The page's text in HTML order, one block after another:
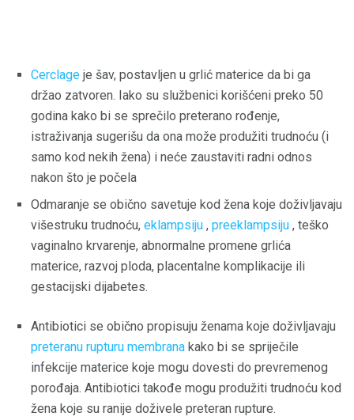
Cerclage je šav, postavljen u grlić materice da bi ga
držao zatvoren. Iako su službenici korišćeni preko 50
godina kako bi se sprečilo preterano rođenje,
istraživanja sugerišu da ona može produžiti trudnoću (i
samo kod nekih žena) i neće zaustaviti radni odnos
nakon što je počela
Odmaranje se obično savetuje kod žena koje doživljavaju
višestruku trudnoću, eklampsiju , preeklampsiju , teško
vaginalno krvarenje, abnormalne promene grlića
materice, razvoj ploda, placentalne komplikacije ili
gestacijski dijabetes.
Antibiotici se obično propisuju ženama koje doživljavaju
preteranu rupturu membrana kako bi se spriječile
infekcije materice koje mogu dovesti do prevremenog
porođaja. Antibiotici takođe mogu produžiti trudnoću kod
žena koje su ranije doživele preteran rupture.